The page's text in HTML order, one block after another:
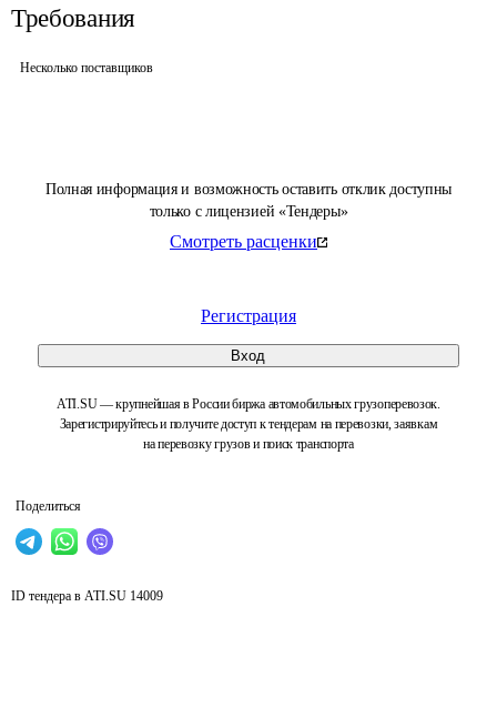
Полная информация и возможность оставить отклик доступны
только с лицензией «Тендеры»
Смотреть расценки
Регистрация
Вход
ATI.SU — крупнейшая в России биржа автомобильных грузоперевозок.
Зарегистрируйтесь и получите доступ к тендерам на перевозки, заявкам
на перевозку грузов и поиск транспорта
Поделиться
Требования
Несколько поставщиков
ID тендера в ATI.SU 14009